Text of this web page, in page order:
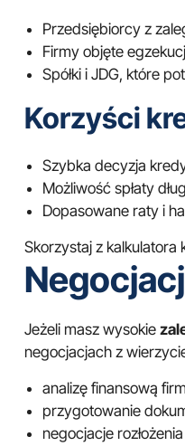
Przedsiębiorcy z
Firmy objęte
Spółki i JDG, które
Korzyści
Szybka decyzja
Możliwość spłaty
Dopasowane raty i
Skorzystaj z kalkulatora
Jeżeli masz wysokie
negocjacjach z
analizę finansową
przygotowanie
negocjacje